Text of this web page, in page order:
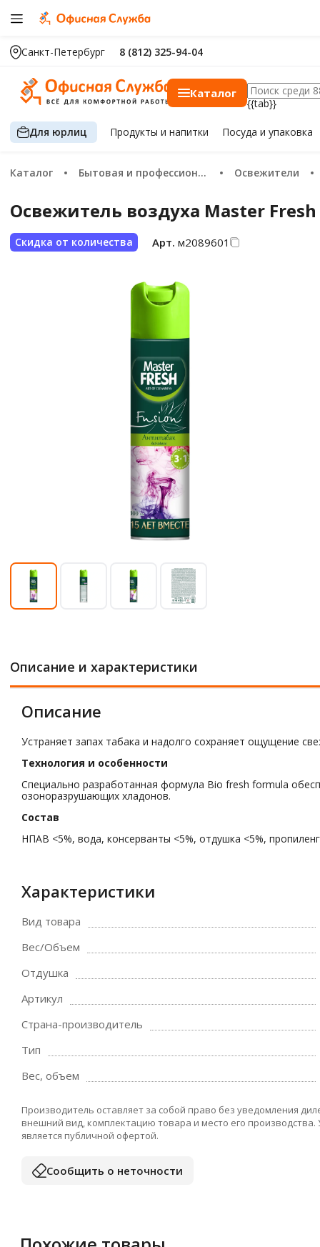
Санкт-Петербург 8 (812) 325-94-04
Каталог
{{tab}}
Для юрлиц Продуктыи напитки Посуда и упаковка
Каталог Бытовая и профессиональная химия Освежители
Освежитель воздуха Master
Скидка от количества Арт. м2089601
Описание и характеристики
Описание
Устраняет запах табака и надолго сохраняет ощущение
Технология и особенности
Специально разработанная формула Bio fresh formula
озоноразрушающих хладонов.
Состав
НПАВ <5%, вода, консерванты <5%, отдушка <5%,
Характеристики
Вид товара
Вес/Объем
Отдушка
Артикул
Страна-производитель
Тип
Вес, объем
Производитель оставляет за собой право без уведомления
внешний вид, комплектацию товара и место его
является публичной офертой.
Сообщить о неточности